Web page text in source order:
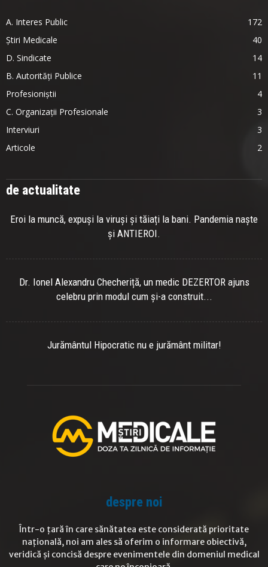
A. Interes Public
172
Știri Medicale
40
D. Sindicate
14
B. Autorități Publice
11
Profesioniștii
4
C. Organizații Profesionale
3
Interviuri
3
Articole
2
de actualitate
Eroi la muncă, expuși la viruși și tăiați la bani. Pandemia naște
și ANTIEROI.
Dr. Ionel Alexandru Checheriță, un medic DEZERTOR ajuns
celebru prin modul cum și-a construit...
Jurământul Hipocratic nu e jurământ militar!
despre noi
Într-o țară în care sănătatea este considerată prioritate
națională, noi am ales să oferim o informare obiectivă,
veridică și concisă despre evenimentele din domeniul medical